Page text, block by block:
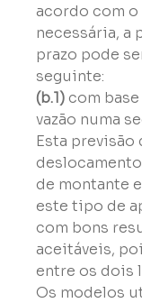
acordo com
necessária, a
prazo pode
seguinte:
(b.1) com
vazão numa
Esta previsão
de montante
este tipo de
com bons
aceitáveis,
entre os dois
Os modelos